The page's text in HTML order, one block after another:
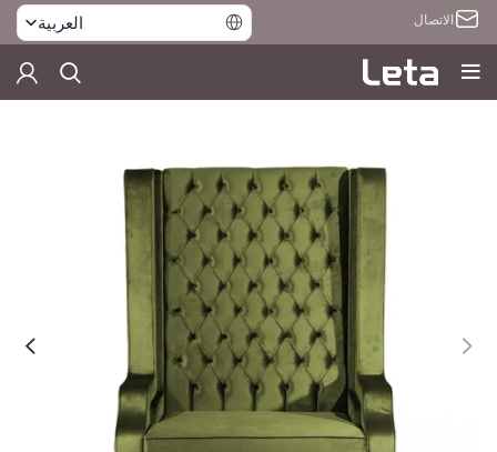
الاتصال العربية